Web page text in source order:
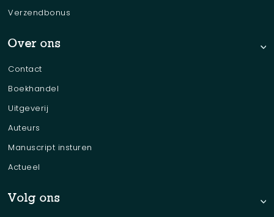
Verzendbonus
Over ons
Contact
Boekhandel
Uitgeverij
Auteurs
Manuscript insturen
Actueel
Volg ons